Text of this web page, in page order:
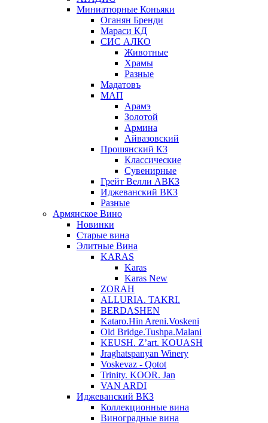
Миниатюрные Коньяки
Оганян Бренди
Мараси КД
СИС АЛКО
Животные
Храмы
Разные
Мадатовъ
МАП
Арамэ
Золотой
Армина
Айвазовский
Прошянский КЗ
Классические
Сувенирные
Грейт Велли АВКЗ
Иджеванский ВКЗ
Разные
Армянское Вино
Новинки
Старые вина
Элитные Вина
KARAS
Karas
Karas New
ZORAH
ALLURIA. TAKRI.
BERDASHEN
Kataro.Hin Areni.Voskeni
Old Bridge.Tushpa.Malani
KEUSH. Z’art. KOUASH
Jraghatspanyan Winery
Voskevaz - Qotot
Trinity. KOOR. Jan
VAN ARDI
Иджеванский ВКЗ
Коллекционные вина
Виноградные вина